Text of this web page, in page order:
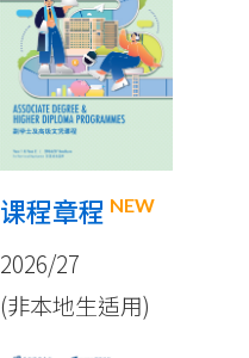
课程章程 NEW
2026/27
(非本地生适用)